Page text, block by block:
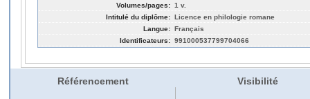
Volumes/pages: 1 v.
Intitulé du diplôme: Licence en philologie romane
Langue: Français
Identificateurs: 991000537799704066
Référencement Visibilité